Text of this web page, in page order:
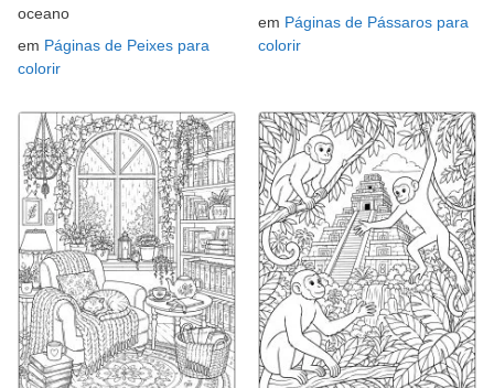
oceano
em Páginas de Peixes para
colorir
em Páginas de Pássaros para
colorir